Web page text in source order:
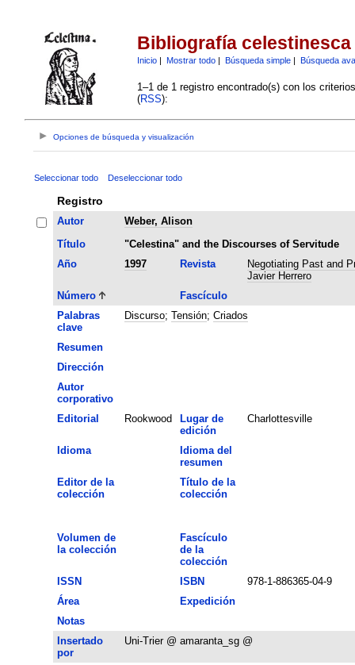
Bibliografía celestinesca
Inicio| Mostrar todo| Búsqueda simple| Búsqueda
1–1 de 1 registro encontrado(s) con los
(RSS):
Opciones de búsqueda y visualización
Seleccionar todo Deseleccionar todo
Registro
Autor
Weber, Alison
Título
"Celestina" and the Discourses of Servitude
Año
1997 Revista
Negotiating Past and
Javier Herrero
Número
Fascículo
Palabras
clave
Discurso; Tensión; Criados
Resumen
Dirección
Autor
corporativo
Editorial
Rookwood
Lugar de
edición
Charlottesville
Idioma
Idioma del
resumen
Editor de la
colección
Título de la
colección
Volumen de
la colección
Fascículo
de la
colección
ISSN
ISBN
978-1-886365-04-9
Área
Expedición
Notas
Insertado
por
Uni-Trier @ amaranta_sg @